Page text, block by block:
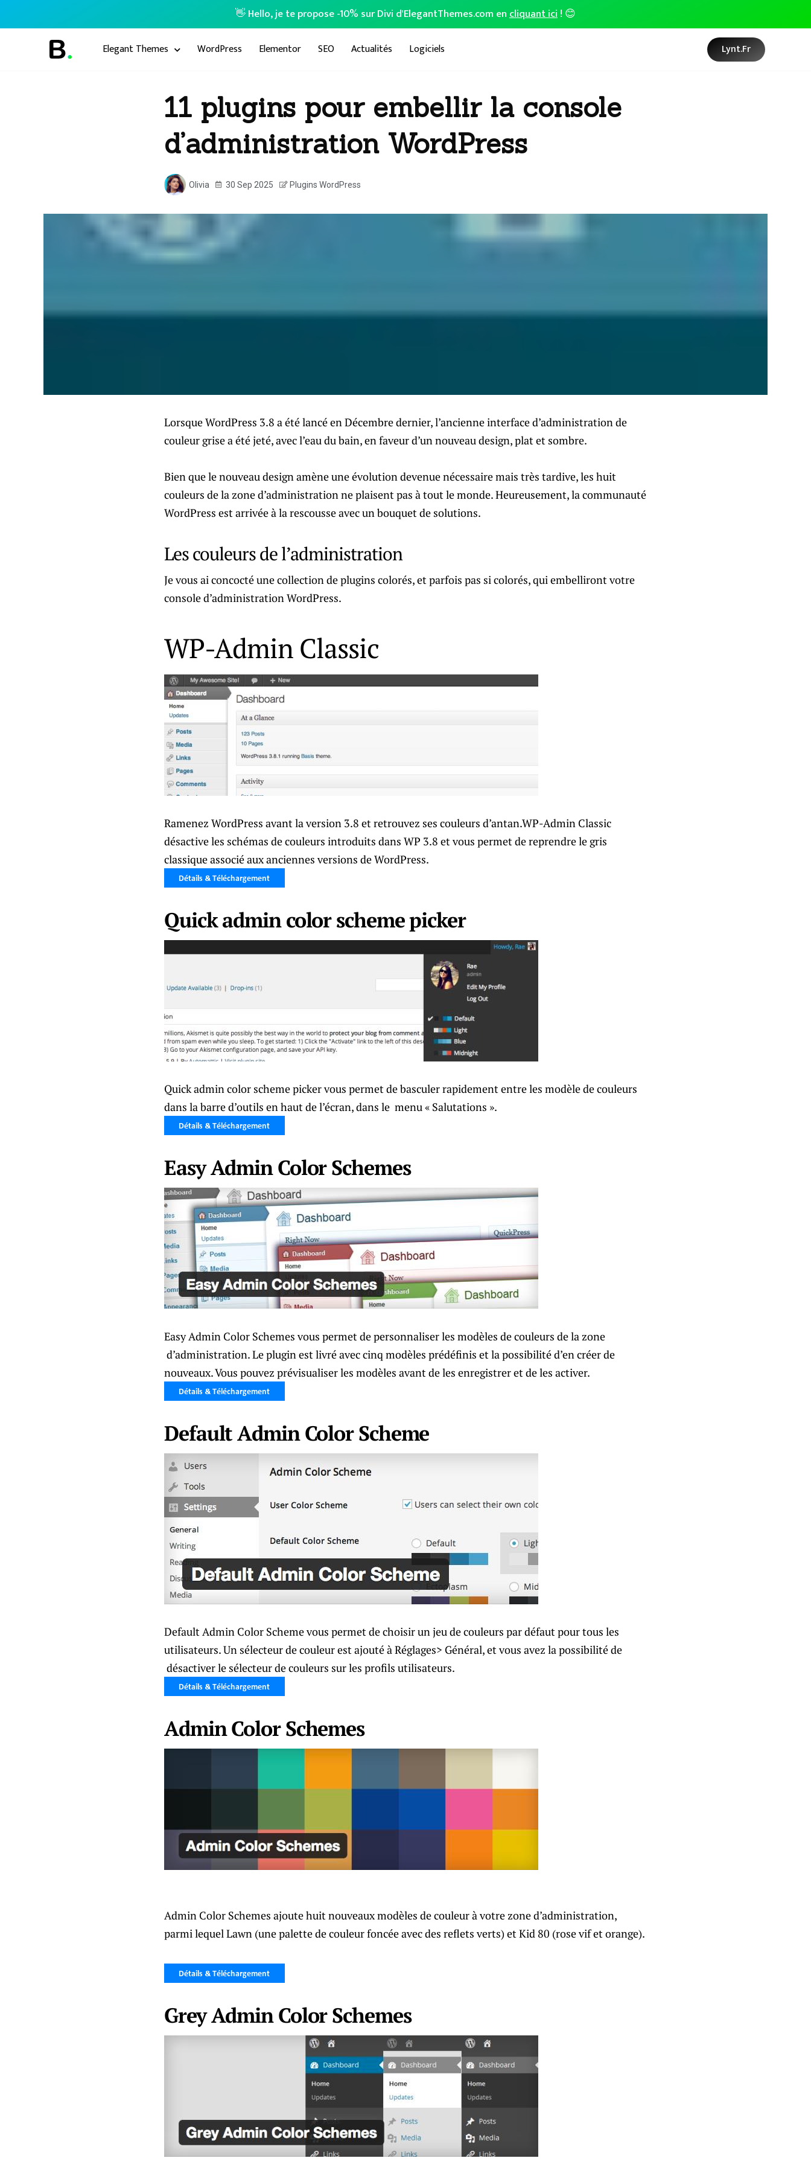
👋 Hello, je te propose -10% sur Divi d'ElegantThemes.com encliquant ici! 😊
Elegant Themes WordPress Elementor SEO Actualités Logiciels Lynt.fr
11 plugins pour embellir la console
d’administration WordPress
Olivia 30 Sep 2025 Plugins WordPress
Lorsque WordPress 3.8 a été lancé en Décembre dernier, l’ancienne interface d’administration de
couleur grise a été jeté, avec l’eau du bain, en faveur d’un nouveau design, plat et sombre.
Bien que le nouveau design amène une évolution devenue nécessaire mais très tardive, les huit
couleurs de la zone d’administration ne plaisent pas à tout le monde. Heureusement, la communauté
WordPress est arrivée à la rescousse avec un bouquet de solutions.
Les couleurs de l’administration
Je vous ai concocté une collection de plugins colorés, et parfois pas si colorés, qui embelliront votre
console d’administration WordPress.
WP-Admin Classic
Ramenez WordPress avant la version 3.8 et retrouvez ses couleurs d’antan.WP-Admin Classic
désactive les schémas de couleurs introduits dans WP 3.8 et vous permet de reprendre le gris
classique associé aux anciennes versions de WordPress.
Quick admin color scheme picker
Quick admin color scheme picker vous permet de basculer rapidement entre les modèle de couleurs
dans la barre d’outils en haut de l’écran, dans le menu « Salutations ».
Easy Admin Color Schemes
Easy Admin Color Schemes vous permet de personnaliser les modèles de couleurs de la zone
d’administration. Le plugin est livré avec cinq modèles prédéfinis et la possibilité d’en créer de
nouveaux. Vous pouvez prévisualiser les modèles avant de les enregistrer et de les activer.
Default Admin Color Scheme
Default Admin Color Scheme vous permet de choisir un jeu de couleurs par défaut pour tous les
utilisateurs. Un sélecteur de couleur est ajouté à Réglages> Général, et vous avez la possibilité de
désactiver le sélecteur de couleurs sur les profils utilisateurs.
Admin Color Schemes
Admin Color Schemes ajoute huit nouveaux modèles de couleur à votre zone d’administration,
parmi lequel Lawn (une palette de couleur foncée avec des reflets verts) et Kid 80 (rose vif et orange).
Grey Admin Color Schemes